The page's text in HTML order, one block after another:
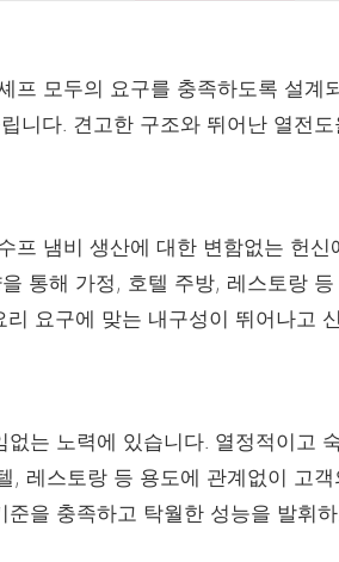
프 모두의 요구를 충족하도록 설
니다. 견고한 구조와 뛰어난 열전
프 냄비 생산에 대한 변함없는 헌
통해 가정, 호텔 주방, 레스토랑
요구에 맞는 내구성이 뛰어나고
는 노력에 있습니다. 열정적이고
레스토랑 등 용도에 관계없이 고
을 충족하고 탁월한 성능을 발휘